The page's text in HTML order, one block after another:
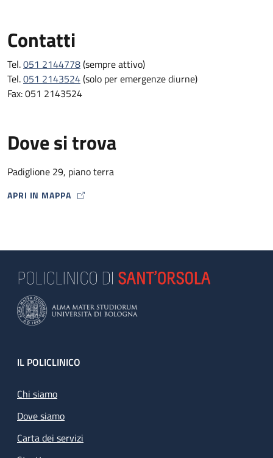
Contatti
Tel.051 2144778(sempre attivo)
Tel.051 2143524(solo per emergenze diurne)
Fax: 051 2143524
Dove si trova
Padiglione 29, piano terra
APRI IN MAPPA
MAP ICON
Footer
IL POLICLINICO
Chi siamo
Dove siamo
Carta dei servizi